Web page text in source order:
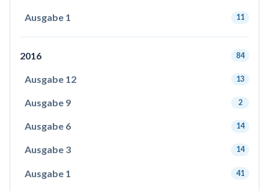
Ausgabe 1 11
2016 84
Ausgabe 12 13
Ausgabe 9 2
Ausgabe 6 14
Ausgabe 3 14
Ausgabe 1 41